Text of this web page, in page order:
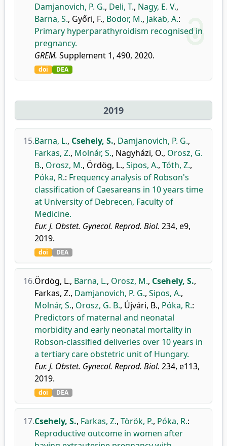
Damjanovich, P. G., Deli, T., Nagy, E. V.,
Barna, S., Győri, F., Bodor, M., Jakab, A.:
Primary hyperparathyroidism recognised in
pregnancy.
GREM. Supplement 1, 490, 2020.
doi DEA
2019
15.Barna, L., Csehely, S., Damjanovich, P. G.,
Farkas, Z., Molnár, S., Nagyházi, O., Orosz, G.
B., Orosz, M., Ördög, L., Sipos, A., Tóth, Z.,
Póka, R.: Frequency analysis of Robson's
classification of Caesareans in 10 years time
at University of Debrecen, Faculty of
Medicine.
Eur. J. Obstet. Gynecol. Reprod. Biol. 234, e9,
2019.
doi DEA
16.Ördög, L., Barna, L., Orosz, M., Csehely, S.,
Farkas, Z., Damjanovich, P. G., Sipos, A.,
Molnár, S., Orosz, G. B., Újvári, B., Póka, R.:
Predictors of maternal and neonatal
morbidity and early neonatal mortality in
Robson-classified deliveries over 10 years in
a tertiary care obstetric unit of Hungary.
Eur. J. Obstet. Gynecol. Reprod. Biol. 234, e113,
2019.
doi DEA
17.Csehely, S., Farkas, Z., Török, P., Póka, R.:
Reproductive outcome in women after